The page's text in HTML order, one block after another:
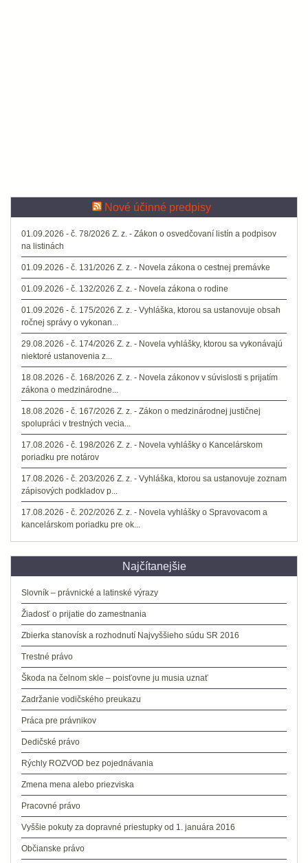
Nové účinné predpisy
01.09.2026 - č. 78/2026 Z. z. - Zákon o osvedčovaní listín a podpisov
na listinách
01.09.2026 - č. 131/2026 Z. z. - Novela zákona o cestnej premávke
01.09.2026 - č. 132/2026 Z. z. - Novela zákona o rodine
01.09.2026 - č. 175/2026 Z. z. - Vyhláška, ktorou sa ustanovuje obsah
ročnej správy o vykonan...
29.08.2026 - č. 174/2026 Z. z. - Novela vyhlášky, ktorou sa vykonávajú
niektoré ustanovenia z...
18.08.2026 - č. 168/2026 Z. z. - Novela zákonov v súvislosti s prijatím
zákona o medzinárodne...
18.08.2026 - č. 167/2026 Z. z. - Zákon o medzinárodnej justičnej
spolupráci v trestných vecia...
17.08.2026 - č. 198/2026 Z. z. - Novela vyhlášky o Kancelárskom
poriadku pre notárov
17.08.2026 - č. 203/2026 Z. z. - Vyhláška, ktorou sa ustanovuje zoznam
zápisových podkladov p...
17.08.2026 - č. 202/2026 Z. z. - Novela vyhlášky o Spravovacom a
kancelárskom poriadku pre ok...
Najčítanejšie
Slovník – právnické a latinské výrazy
Žiadosť o prijatie do zamestnania
Zbierka stanovísk a rozhodnutí Najvyššieho súdu SR 2016
Trestné právo
Škoda na čelnom skle – poisťovne ju musia uznať
Zadržanie vodičského preukazu
Práca pre právnikov
Dedičské právo
Rýchly ROZVOD bez pojednávania
Zmena mena alebo priezviska
Pracovné právo
Vyššie pokuty za dopravné priestupky od 1. januára 2016
Občianske právo